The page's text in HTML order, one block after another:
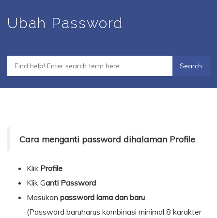
Ubah Password
Cara menganti password dihalaman Profile
Klik Profile
Klik Ganti Password
Masukan password lama dan baru
(Password baruharus kombinasi minimal 8 karakter